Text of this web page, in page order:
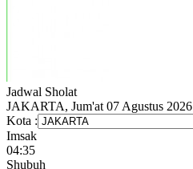
Jadwal Sholat
JAKARTA, Jum'at 07 Agustus 2026
Kota :
Imsak
04:35
Shubuh